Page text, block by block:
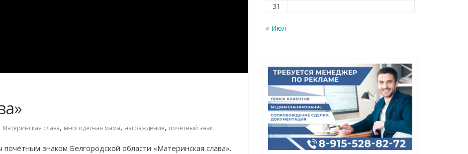
Материнская слава, многодетная мама, награждение, почетный знак
знаком Белгородской области «Материнская слава».
31
« Июл